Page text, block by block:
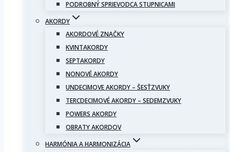
PODROBNÝ SPRIEVODCA STUPNICAMI
AKORDY
AKORDOVÉ ZNAČKY
KVINTAKORDY
SEPTAKORDY
NONOVÉ AKORDY
UNDECIMOVE AKORDY – ŠESŤZVUKY
TERCDECIMOVÉ AKORDY – SEDEMZVUKY
POWERS AKORDY
OBRATY AKORDOV
HARMÓNIA A HARMONIZÁCIA